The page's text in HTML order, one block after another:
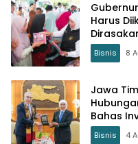
Harus
Bisnis 8
Jawa
Bahas
Province
Bisnis 4